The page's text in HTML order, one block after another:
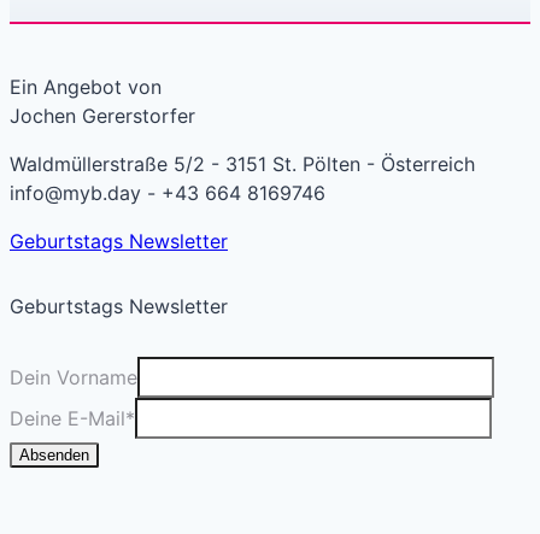
Ein Angebot von
Jochen Gererstorfer
Waldmüllerstraße 5/2 - 3151 St. Pölten - Österreich
info@myb.day - +43 664 8169746
Geburtstags Newsletter
Geburtstags Newsletter
Dein Vorname
Deine E-Mail*
Absenden